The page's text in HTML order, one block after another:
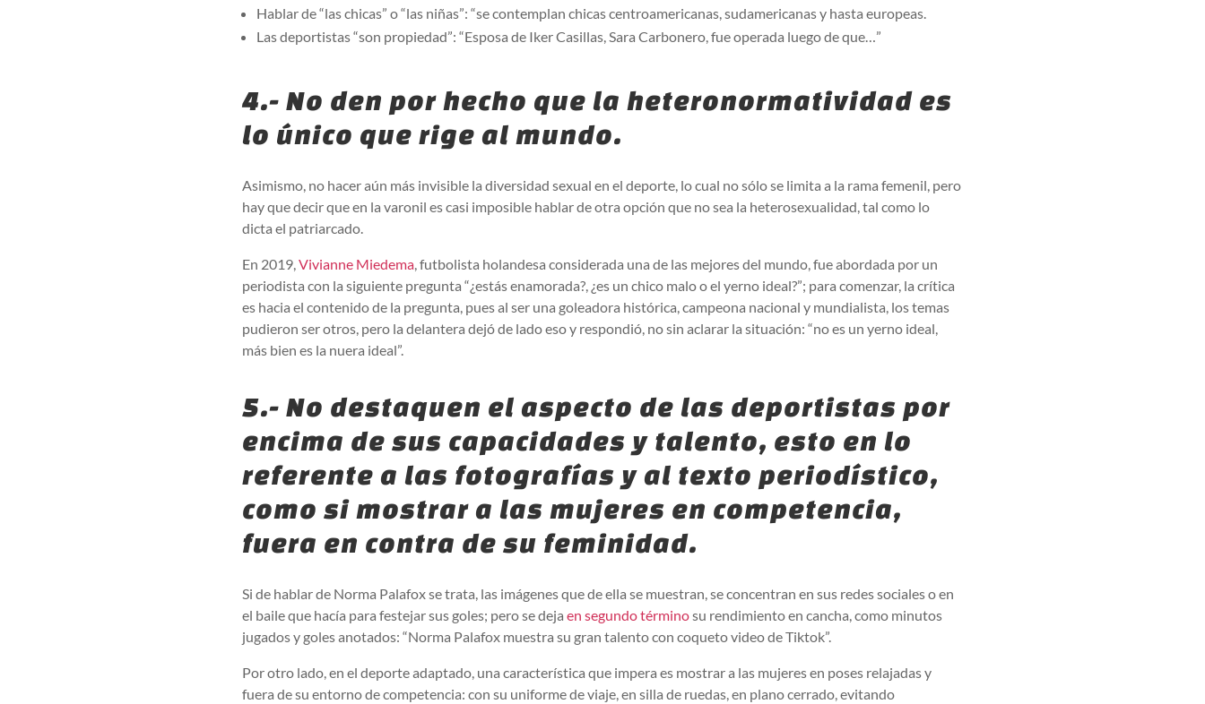
Hablar de “las chicas” o “las niñas”: “se contemplan chicas centroamericanas, sudamericanas y hasta europeas.
Las deportistas “son propiedad”: “Esposa de Iker Casillas, Sara Carbonero, fue operada luego de que…”
4.- No den por hecho que la heteronormatividad es
lo único que rige al mundo.
Asimismo, no hacer aún más invisible la diversidad sexual en el deporte, lo cual no sólo se limita a la rama femenil, pero
hay que decir que en la varonil es casi imposible hablar de otra opción que no sea la heterosexualidad, tal como lo
dicta el patriarcado.
En 2019,Vivianne Miedema, futbolista holandesa considerada una de las mejores del mundo, fue abordada por un
periodista con la siguiente pregunta “¿estás enamorada?, ¿es un chico malo o el yerno ideal?”; para comenzar, la crítica
es hacia el contenido de la pregunta, pues al ser una goleadora histórica, campeona nacional y mundialista, los temas
pudieron ser otros, pero la delantera dejó de lado eso y respondió, no sin aclarar la situación: “no es un yerno ideal,
más bien es la nuera ideal”.
5.- No destaquen el aspecto de las deportistas por
encima de sus capacidades y talento, esto en lo
referente a las fotografías y al texto periodístico,
como si mostrar a las mujeres en competencia,
fuera en contra de su feminidad.
Si de hablar de Norma Palafox se trata, las imágenes que de ella se muestran, se concentran en sus redes sociales o en
el baile que hacía para festejar sus goles; pero se dejaen segundo términosu rendimiento en cancha, como minutos
jugados y goles anotados: “Norma Palafox muestra su gran talento con coqueto video de Tiktok”.
Por otro lado, en el deporte adaptado, una característica que impera es mostrar a las mujeres en poses relajadas y
fuera de su entorno de competencia: con su uniforme de viaje, en silla de ruedas, en plano cerrado, evitando